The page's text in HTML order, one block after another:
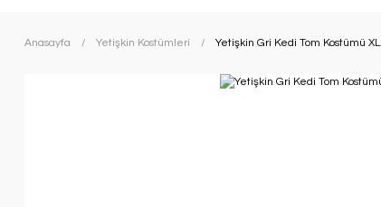
Anasayfa Yetişkin Kostümleri Yetişkin Gri Kedi Tom Kostümü XL